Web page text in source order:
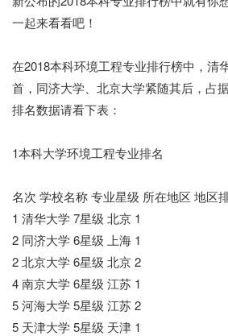
一起来看看吧！
在2018本科环境工程专业排行榜中，清
首，同济大学、北京大学紧随其后，占
排名数据请看下表：
1本科大学环境工程专业排名
名次 学校名称 专业星级 所在地区 地区
1 清华大学 7星级 北京 1
2 同济大学 6星级 上海 1
2 北京大学 6星级 北京 2
4 南京大学 6星级 江苏 1
5 河海大学 5星级 江苏 2
5 天津大学 5星级 天津 1